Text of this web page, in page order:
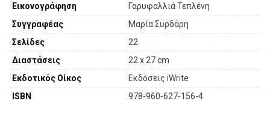
Εικονογράφηση
Γαρυφαλλιά Τεπλένη
Συγγραφέας
Μαρία Συρδάρη
Σελίδες
22
Διαστάσεις
22 x 27 cm
Εκδοτικός Οίκος
Εκδόσεις iWrite
ISBN
978-960-627-156-4